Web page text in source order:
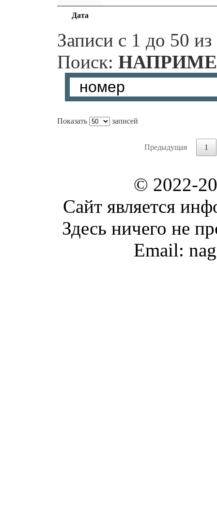
Дата
Записи с 1 до 50
Поиск:
Показать записей
Предыдущая 1
© 2022-
Сайт является
Здесь ничего не
Email: